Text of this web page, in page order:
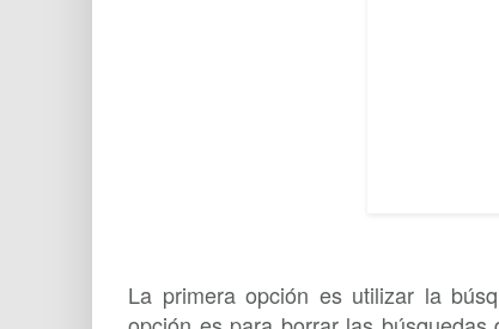
La primera opción es utilizar la